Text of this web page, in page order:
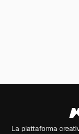
La piattaforma